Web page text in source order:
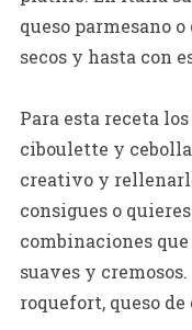
queso parmesano
secos y hasta con
Para esta receta
ciboulette y
creativo y
consigues o
combinaciones
suaves y
roquefort, queso